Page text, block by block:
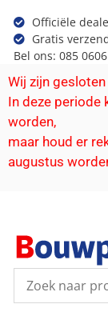
Officiële
Gratis
Bel ons: 085
Wij zijn
In deze periode
worden,
maar houd er
augustus